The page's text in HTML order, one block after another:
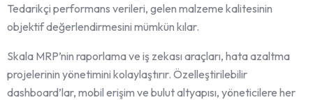
Tedarikçi performans verileri, gelen malzeme kalitesinin
objektif değerlendirmesini mümkün kılar.
Skala MRP’nin raporlama ve iş zekası araçları, hata azaltma
projelerinin yönetimini kolaylaştırır. Özelleştirilebilir
dashboard’lar, mobil erişim ve bulut altyapısı, yöneticilere her